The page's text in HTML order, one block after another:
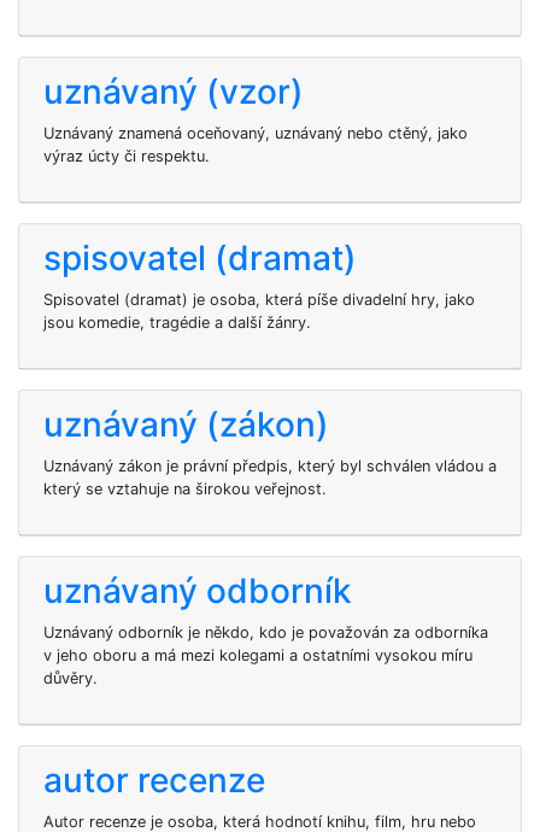
uznávaný (vzor)
Uznávaný znamená oceňovaný, uznávaný nebo ctěný, jako
výraz úcty či respektu.
spisovatel (dramat)
Spisovatel (dramat) je osoba, která píše divadelní hry, jako
jsou komedie, tragédie a další žánry.
uznávaný (zákon)
Uznávaný zákon je právní předpis, který byl schválen vládou a
který se vztahuje na širokou veřejnost.
uznávaný odborník
Uznávaný odborník je někdo, kdo je považován za odborníka
v jeho oboru a má mezi kolegami a ostatními vysokou míru
důvěry.
autor recenze
Autor recenze je osoba, která hodnotí knihu, film, hru nebo